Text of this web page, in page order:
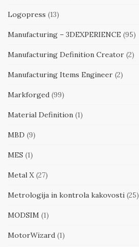
Logopress (13)
Manufacturing – 3DEXPERIENCE (95)
Manufacturing Definition Creator (2)
Manufacturing Items Engineer (2)
Markforged (99)
Material Definition (1)
MBD (9)
MES (1)
Metal X (27)
Metrologija in kontrola kakovosti (25)
MODSIM (1)
MotorWizard (1)